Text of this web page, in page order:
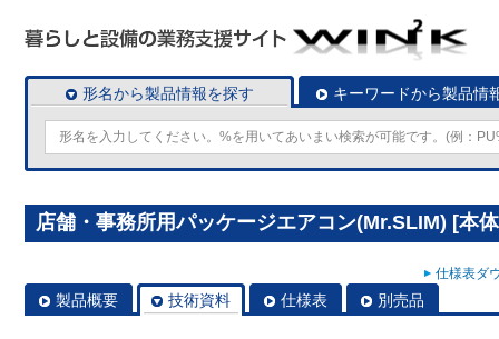
形名から製品情報を探す キーワードから製品情
店舗・事務所用パッケージエアコン(Mr.SLIM) [本
仕様表ダ
製品概要 技術資料 仕様表 別売品